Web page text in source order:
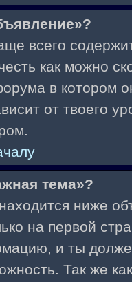
всего
как можно
в котором
от твоего
тема»?
ниже
на первой
и ты
Так же